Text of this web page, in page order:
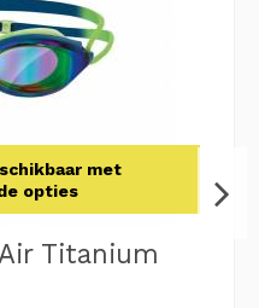
met
opties
Titanium